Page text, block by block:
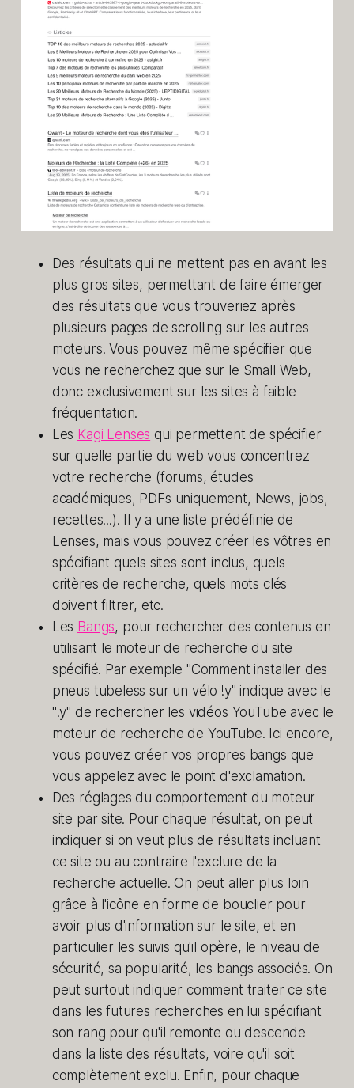
Des résultats qui ne mettent pas en avant les
plus gros sites, permettant de faire émerger
des résultats que vous trouveriez après
plusieurs pages de scrolling sur les autres
moteurs. Vous pouvez même spécifier que
vous ne recherchez que sur le Small Web,
donc exclusivement sur les sites à faible
fréquentation.
Les Kagi Lenses qui permettent de spécifier
sur quelle partie du web vous concentrez
votre recherche (forums, études
académiques, PDFs uniquement, News, jobs,
recettes...). Il y a une liste prédéfinie de
Lenses, mais vous pouvez créer les vôtres en
spécifiant quels sites sont inclus, quels
critères de recherche, quels mots clés
doivent filtrer, etc.
Les Bangs, pour rechercher des contenus en
utilisant le moteur de recherche du site
spécifié. Par exemple "Comment installer des
pneus tubeless sur un vélo !y" indique avec le
"!y" de rechercher les vidéos YouTube avec le
moteur de recherche de YouTube. Ici encore,
vous pouvez créer vos propres bangs que
vous appelez avec le point d'exclamation.
Des réglages du comportement du moteur
site par site. Pour chaque résultat, on peut
indiquer si on veut plus de résultats incluant
ce site ou au contraire l'exclure de la
recherche actuelle. On peut aller plus loin
grâce à l'icône en forme de bouclier pour
avoir plus d'information sur le site, et en
particulier les suivis qu'il opère, le niveau de
sécurité, sa popularité, les bangs associés. On
peut surtout indiquer comment traiter ce site
dans les futures recherches en lui spécifiant
son rang pour qu'il remonte ou descende
dans la liste des résultats, voire qu'il soit
complètement exclu. Enfin, pour chaque